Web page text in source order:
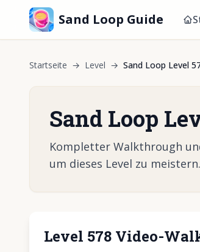
Sand Loop Guide
Startseite → Level → Sand Loop Level
Sand Loop
Kompletter Walkthrough
um dieses Level zu meistern.
Level 578 Video-